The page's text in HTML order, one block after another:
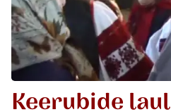
Keerubide laul